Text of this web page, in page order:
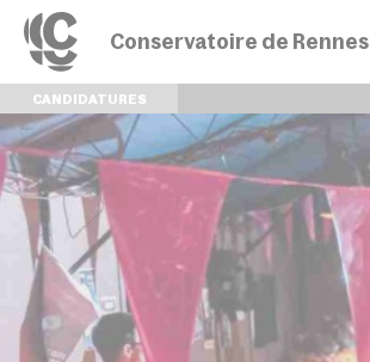
Conservatoire de Rennes
Disciplines
Parcours
CANDIDATURES